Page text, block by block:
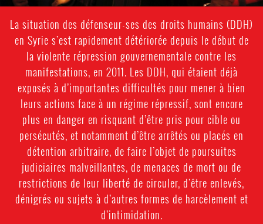
La situation des défenseur-ses des droits humains (DDH)
en Syrie s’est rapidement détériorée depuis le début de
la violente répression gouvernementale contre les
manifestations, en 2011. Les DDH, qui étaient déjà
exposés à d’importantes difficultés pour mener à bien
leurs actions face à un régime répressif, sont encore
plus en danger en risquant d’être pris pour cible ou
persécutés, et notamment d’être arrêtés ou placés en
détention arbitraire, de faire l’objet de poursuites
judiciaires malveillantes, de menaces de mort ou de
restrictions de leur liberté de circuler, d’être enlevés,
dénigrés ou sujets à d’autres formes de harcèlement et
d’intimidation.